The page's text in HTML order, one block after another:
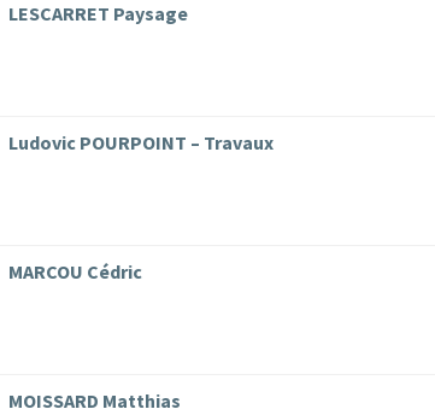
LESCARRET Paysage
Ludovic POURPOINT – Travaux
MARCOU Cédric
MOISSARD Matthias